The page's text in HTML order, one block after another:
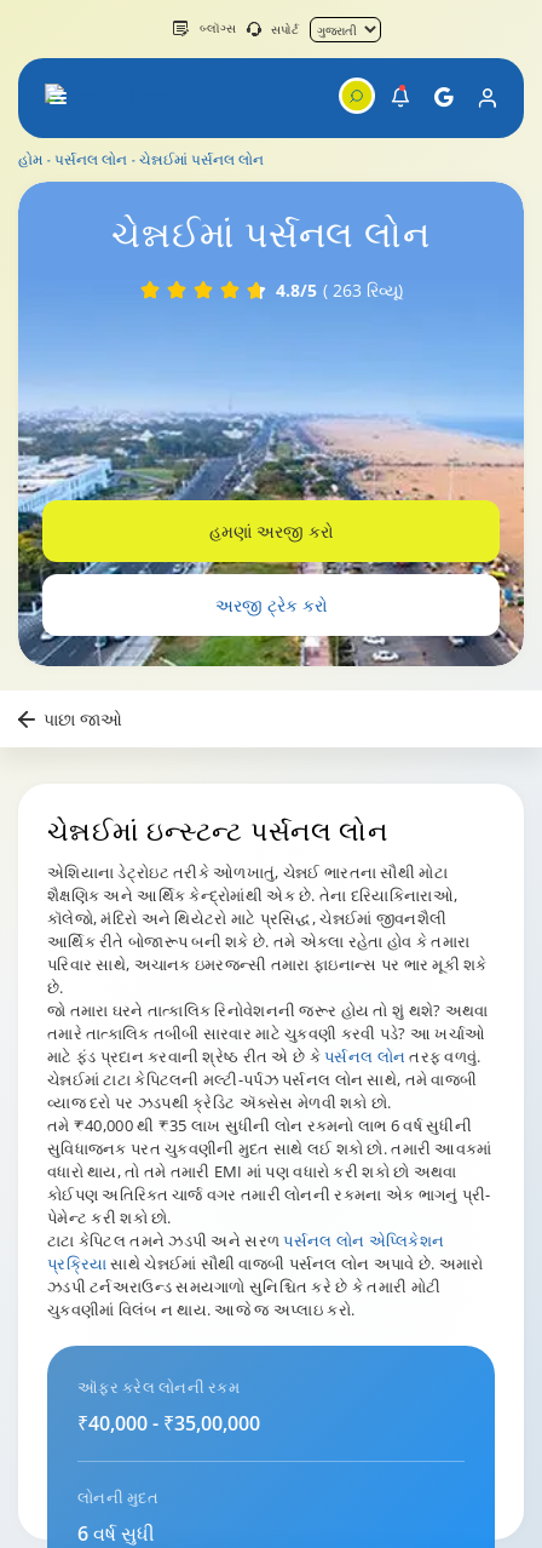
બ્લૉગ્સ સપોર્ટ
હોમ પર્સનલ લોન ચેન્નઈમાં પર્સનલ લોન
ચેન્નઈમાં પર્સનલ લોન
4.8/5 ( 263 રિવ્યૂ)
ચેન્નઈમાં પર્સનલ લોન
હમણાં અરજી કરો
અરજી ટ્રેક કરો
પાછા જાઓ
ચેન્નઈમાં ઇન્સ્ટન્ટ પર્સનલ લોન
એશિયાના ડેટ્રોઇટ તરીકે ઓળખાતું, ચેન્નઈ ભારતના સૌથી મોટા
શૈક્ષણિક અને આર્થિક કેન્દ્રોમાંથી એક છે. તેના દરિયાકિનારાઓ,
કૉલેજો, મંદિરો અને થિયેટરો માટે પ્રસિદ્ધ, ચેન્નઈમાં જીવનશૈલી
આર્થિક રીતે બોજારૂપ બની શકે છે. તમે એકલા રહેતા હોવ કે તમારા
પરિવાર સાથે, અચાનક ઇમરજન્સી તમારા ફાઇનાન્સ પર ભાર મૂકી શકે
છે.
જો તમારા ઘરને તાત્કાલિક રિનોવેશનની જરૂર હોય તો શું થશે? અથવા
તમારે તાત્કાલિક તબીબી સારવાર માટે ચુકવણી કરવી પડે? આ ખર્ચાઓ
માટે ફંડ પ્રદાન કરવાની શ્રેષ્ઠ રીત એ છે કેપર્સનલ લોન તરફ વળવું.
ચેન્નઈમાં ટાટા કેપિટલની મલ્ટી-પર્પઝ પર્સનલ લોન સાથે, તમે વાજબી
વ્યાજ દરો પર ઝડપથી ક્રેડિટ ઍક્સેસ મેળવી શકો છો.
તમે ₹40,000 થી ₹35 લાખ સુધીની લોન રકમનો લાભ 6 વર્ષ સુધીની
સુવિધાજનક પરત ચુકવણીની મુદત સાથે લઈ શકો છો. તમારી આવકમાં
વધારો થાય, તો તમે તમારી EMI માં પણ વધારો કરી શકો છો અથવા
કોઈપણ અતિરિક્ત ચાર્જ વગર તમારી લોનની રકમના એક ભાગનું પ્રી-
પેમેન્ટ કરી શકો છો.
ટાટા કેપિટલ તમને ઝડપી અને સરળપર્સનલ લોન એપ્લિકેશન
પ્રક્રિયાસાથે ચેન્નઈમાં સૌથી વાજબી પર્સનલ લોન અપાવે છે. અમારો
ઝડપી ટર્નઅરાઉન્ડ સમયગાળો સુનિશ્ચિત કરે છે કે તમારી મોટી
ચુકવણીમાં વિલંબ ન થાય. આજે જ અપ્લાઇ કરો.
ઑફર કરેલ લોનની રકમ
₹40,000 - ₹35,00,000
લોનની મુદત
6 વર્ષ સુધી